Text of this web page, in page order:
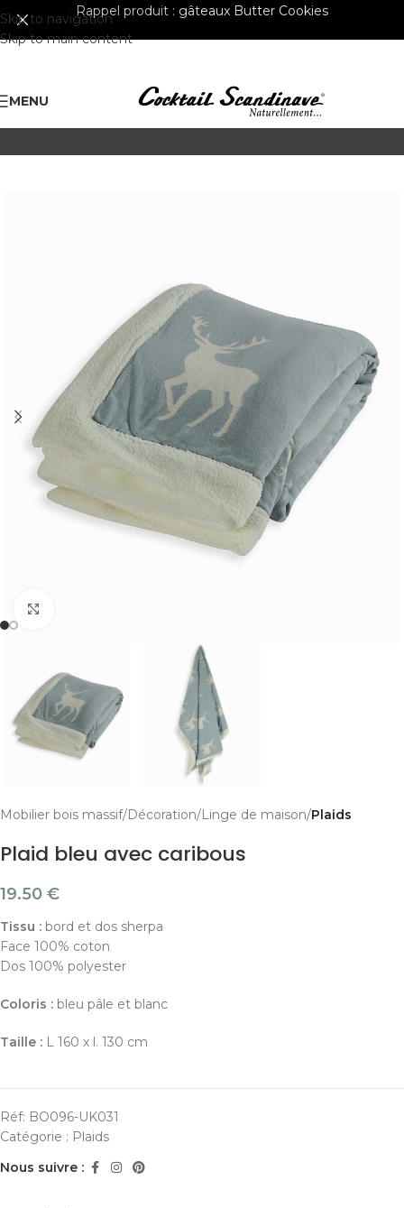
Skip to navigation
Skip to main content
Rappel produit : gâteaux Butter Cookies
MENU
Mobilier bois massif Décoration Linge de maison Plaids
Plaid bleu avec caribous
19.50 €
Tissu : bord et dos sherpa
Face 100% coton
Dos 100% polyester
Coloris : bleu pâle et blanc
Taille : L 160 x l. 130 cm
Réf: BO096-UK031
Catégorie : Plaids
Nous suivre :